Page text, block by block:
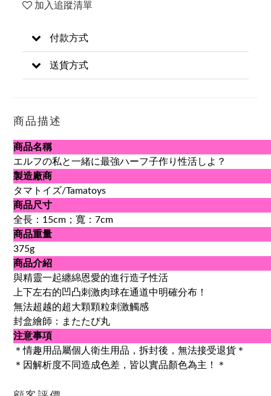
加入追蹤清單
付款方式
送貨方式
商品描述
商品名稱
エルフの私と一緒に最強ハーフ子作り性活しよ？
製造廠商
タマトイズ/Tamatoys
商品尺寸
全長：15cm；寬：7cm
商品重量
375g
商品介紹
與精靈一起纏綿恩愛的進行造子性活
上下左右的凹凸刺激肉球在通道中明確分布！
無法超越的超大顆顆粒刺激觸感
封盒繪師：またたび丸
注意事項
＊情趣用品屬個人衛生用品，拆封後，無法接受退貨＊
＊因解析度不同造成色差，皆以實品顏色為主！＊